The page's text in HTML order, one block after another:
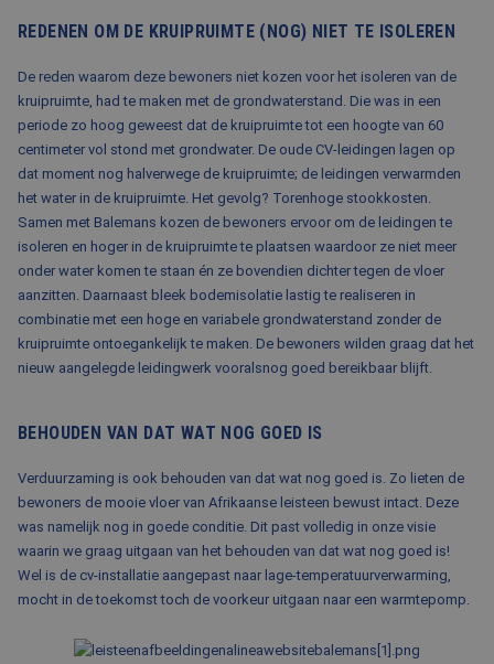
REDENEN OM DE KRUIPRUIMTE (NOG) NIET TE ISOLEREN
De reden waarom deze bewoners niet kozen voor het isoleren van de
kruipruimte, had te maken met de grondwaterstand. Die was in een
periode zo hoog geweest dat de kruipruimte tot een hoogte van 60
centimeter vol stond met grondwater. De oude CV-leidingen lagen op
dat moment nog halverwege de kruipruimte; de leidingen verwarmden
het water in de kruipruimte. Het gevolg? Torenhoge stookkosten.
Samen met Balemans kozen de bewoners ervoor om de leidingen te
isoleren en hoger in de kruipruimte te plaatsen waardoor ze niet meer
onder water komen te staan én ze bovendien dichter tegen de vloer
aanzitten. Daarnaast bleek bodemisolatie lastig te realiseren in
combinatie met een hoge en variabele grondwaterstand zonder de
kruipruimte ontoegankelijk te maken. De bewoners wilden graag dat het
nieuw aangelegde leidingwerk vooralsnog goed bereikbaar blijft.
BEHOUDEN VAN DAT WAT NOG GOED IS
Verduurzaming is ook behouden van dat wat nog goed is. Zo lieten de
bewoners de mooie vloer van Afrikaanse leisteen bewust intact. Deze
was namelijk nog in goede conditie. Dit past volledig in onze visie
waarin we graag uitgaan van het behouden van dat wat nog goed is!
Wel is de cv-installatie aangepast naar lage-temperatuurverwarming,
mocht in de toekomst toch de voorkeur uitgaan naar een warmtepomp.